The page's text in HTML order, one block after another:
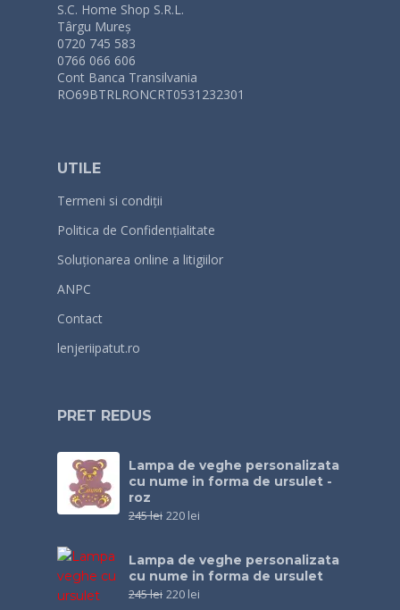
S.C. Home Shop S.R.L.
Târgu Mureș
0720 745 583
0766 066 606
Cont Banca Transilvania
RO69BTRLRONCRT0531232301
UTILE
Termeni si condiții
Politica de Confidențialitate
Soluționarea online a litigiilor
ANPC
Contact
lenjeriipatut.ro
PRET REDUS
Lampa de veghe personalizata
cu nume in forma de ursulet -
roz
245lei 220 lei
Lampa de veghe personalizata
cu nume in forma de ursulet
245lei 220 lei